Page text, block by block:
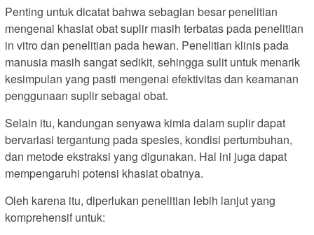
Penting untuk dicatat bahwa sebagian besar penelitian
mengenai khasiat obat suplir masih terbatas pada penelitian
in vitro dan penelitian pada hewan. Penelitian klinis pada
manusia masih sangat sedikit, sehingga sulit untuk menarik
kesimpulan yang pasti mengenai efektivitas dan keamanan
penggunaan suplir sebagai obat.
Selain itu, kandungan senyawa kimia dalam suplir dapat
bervariasi tergantung pada spesies, kondisi pertumbuhan,
dan metode ekstraksi yang digunakan. Hal ini juga dapat
mempengaruhi potensi khasiat obatnya.
Oleh karena itu, diperlukan penelitian lebih lanjut yang
komprehensif untuk: